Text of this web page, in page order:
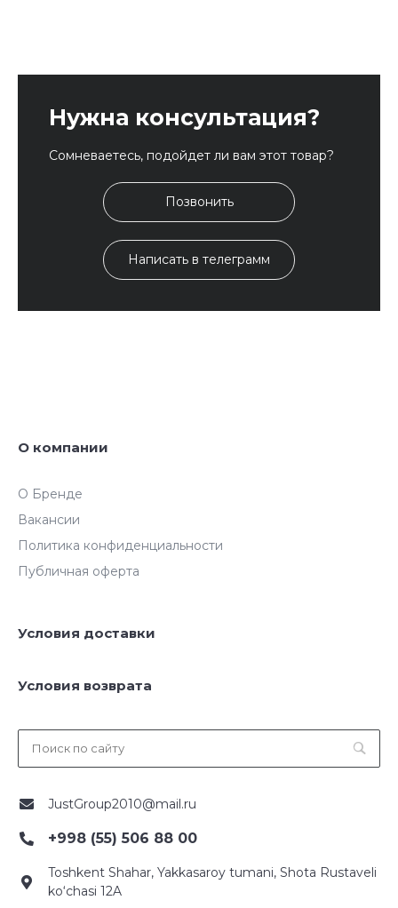
Нужна консультация?
Сомневаетесь, подойдет ли вам этот товар?
Позвонить
Написать в телеграмм
О компании
О Бренде
Вакансии
Политика конфиденциальности
Публичная оферта
Условия доставки
Условия возврата
JustGroup2010@mail.ru
+998 (55) 506 88 00
Toshkent Shahar, Yakkasaroy tumani, Shota Rustaveli
ko‘chasi 12A